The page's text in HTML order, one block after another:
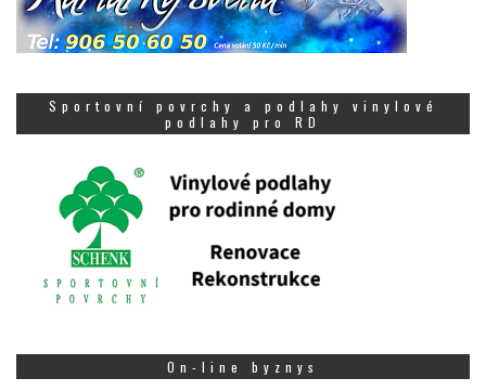
Sportovní povrchy a podlahy vinylové
podlahy pro RD
On-line byznys